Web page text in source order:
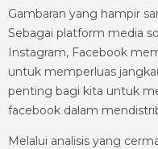
Gambaran yang hampir
Sebagai platform media
Instagram, Facebook
untuk memperluas
penting bagi kita untuk
facebook dalam
Melalui analisis yang